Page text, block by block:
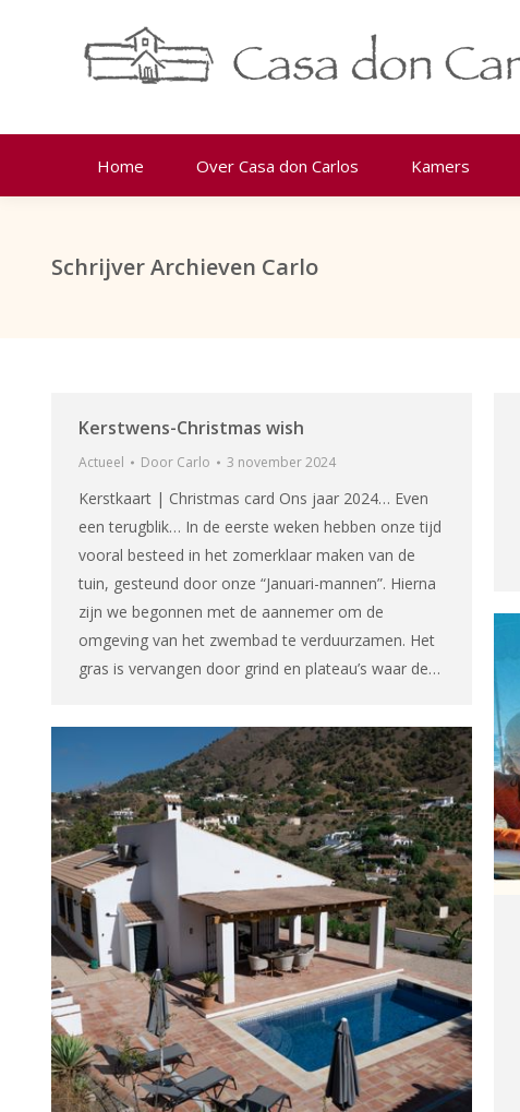
Home Over Casa don Carlos Kamers
Schrijver Archieven Carlo
Kerstwens-Christmas wish
Actueel Door Carlo 3 november 2024
Kerstkaart | Christmas card Ons jaar 2024… Even
een terugblik… In de eerste weken hebben onze tijd
vooral besteed in het zomerklaar maken van de
tuin, gesteund door onze “Januari-mannen”. Hierna
zijn we begonnen met de aannemer om de
omgeving van het zwembad te verduurzamen. Het
gras is vervangen door grind en plateau’s waar de…